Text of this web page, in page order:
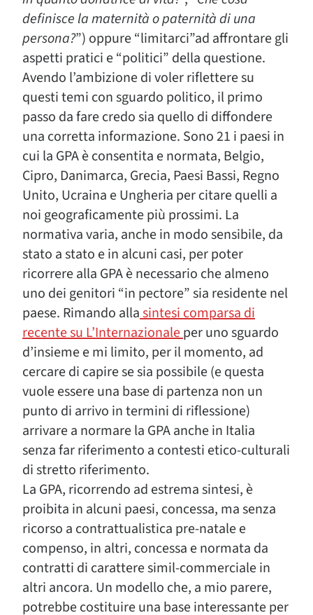
definisce la maternità o paternità di una
persona?”) oppure “limitarci”ad affrontare gli
aspetti pratici e “politici” della questione.
Avendo l’ambizione di voler riflettere su
questi temi con sguardo politico, il primo
passo da fare credo sia quello di diffondere
una corretta informazione. Sono 21 i paesi in
cui la GPA è consentita e normata, Belgio,
Cipro, Danimarca, Grecia, Paesi Bassi, Regno
Unito, Ucraina e Ungheria per citare quelli a
noi geograficamente più prossimi. La
normativa varia, anche in modo sensibile, da
stato a stato e in alcuni casi, per poter
ricorrere alla GPA è necessario che almeno
uno dei genitori “in pectore” sia residente nel
paese. Rimando allasintesi comparsa di
recente su L’Internazionaleper uno sguardo
d’insieme e mi limito, per il momento, ad
cercare di capire se sia possibile (e questa
vuole essere una base di partenza non un
punto di arrivo in termini di riflessione)
arrivare a normare la GPA anche in Italia
senza far riferimento a contesti etico-culturali
di stretto riferimento.
La GPA, ricorrendo ad estrema sintesi, è
proibita in alcuni paesi, concessa, ma senza
ricorso a contrattualistica pre-natale e
compenso, in altri, concessa e normata da
contratti di carattere simil-commerciale in
altri ancora. Un modello che, a mio parere,
potrebbe costituire una base interessante per